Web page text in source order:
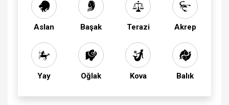
Aslan Başak Terazi Akrep
Yay Oğlak Kova Balık